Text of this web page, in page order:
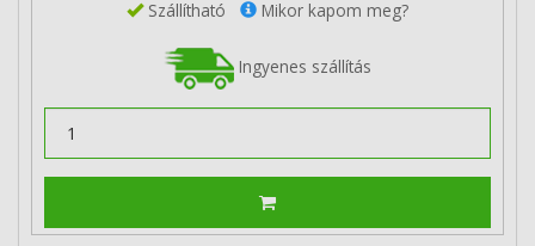
Szállítható Mikor kapom meg?
Ingyenes szállítás